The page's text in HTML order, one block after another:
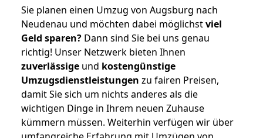
Sie planen einen Umzug von Augsburg nach
Neudenau und möchten dabei möglichstviel
Geld sparen? Dann sind Sie bei uns genau
richtig! Unser Netzwerk bieten Ihnen
zuverlässige und kostengünstige
Umzugsdienstleistungen zu fairen Preisen,
damit Sie sich um nichts anderes als die
wichtigen Dinge in Ihrem neuen Zuhause
kümmern müssen. Weiterhin verfügen wir über